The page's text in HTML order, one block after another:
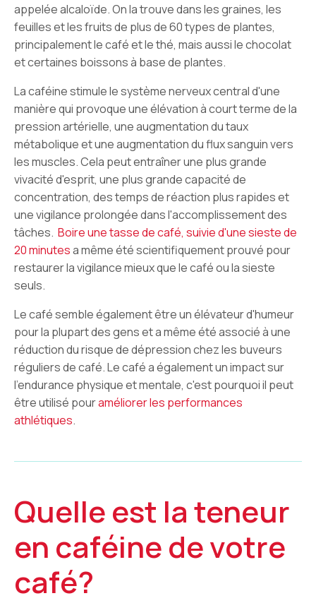
appelée alcaloïde. On la trouve dans les graines, les
feuilles et les fruits de plus de 60 types de plantes,
principalement le café et le thé, mais aussi le chocolat
et certaines boissons à base de plantes.
La caféine stimule le système nerveux central d'une
manière qui provoque une élévation à court terme de la
pression artérielle, une augmentation du taux
métabolique et une augmentation du flux sanguin vers
les muscles. Cela peut entraîner une plus grande
vivacité d'esprit, une plus grande capacité de
concentration, des temps de réaction plus rapides et
une vigilance prolongée dans l'accomplissement des
tâches. Boire une tasse de café, suivie d'une sieste de
20 minutesa même été scientifiquement prouvé pour
restaurer la vigilance mieux que le café ou la sieste
seuls.
Le café semble également être un élévateur d'humeur
pour la plupart des gens et a même été associé à une
réduction du risque de dépression chez les buveurs
réguliers de café. Le café a également un impact sur
l'endurance physique et mentale, c'est pourquoi il peut
être utilisé pouraméliorer les performances
athlétiques.
Quelle est la teneur
en caféine de votre
café?